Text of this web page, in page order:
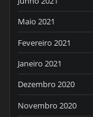
Maio 2021
Fevereiro 2021
Janeiro 2021
Dezembro 2020
Novembro 2020